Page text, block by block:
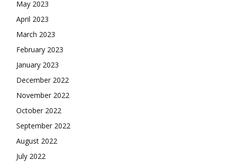
May 2023
April 2023
March 2023
February 2023
January 2023
December 2022
November 2022
October 2022
September 2022
August 2022
July 2022